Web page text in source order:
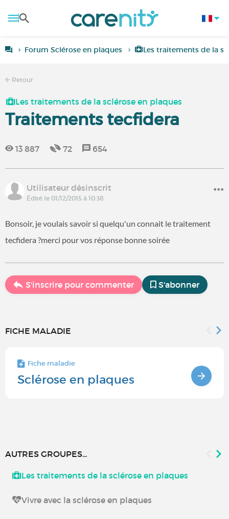
Forum Sclérose en plaques Les traitements de la
Retour
Les traitements de la sclérose en plaques
Traitements tecfidera
13 887 72 654
Utilisateur désinscrit
Édité le 01/12/2015 à 10:38
Bonsoir, je voulais savoir si quelqu'un connait le traitement
tecfidera ?merci pour vos réponse bonne soirée
S'inscrire pour commenter S'abonner
FICHE MALADIE
Fiche maladie
Sclérose en plaques
AUTRES GROUPES...
Les traitements de la sclérose en plaques
Vivre avec la sclérose en plaques